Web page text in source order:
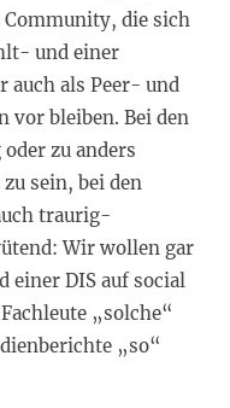
die sich
und einer
auch als Peer- und
vor bleiben. Bei den
zu anders
sein, bei den
traurig-
Wir wollen gar
einer DIS auf social
„solche“
„so“